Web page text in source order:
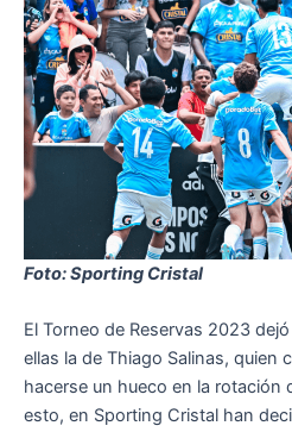
Foto: Sporting Cristal
El Torneo de Reservas 2023
ellas la de Thiago Salinas, quien
hacerse un hueco en la rotación
esto, en Sporting Cristal han